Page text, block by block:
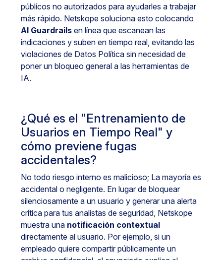
públicos no autorizados para ayudarles a trabajar
más rápido. Netskope soluciona esto colocando
AI Guardrails en línea que escanean las
indicaciones y suben en tiempo real, evitando las
violaciones de Datos Política sin necesidad de
poner un bloqueo general a las herramientas de
IA.
¿Qué es el "Entrenamiento de
Usuarios en Tiempo Real" y
cómo previene fugas
accidentales?
No todo riesgo interno es malicioso; La mayoría es
accidental o negligente. En lugar de bloquear
silenciosamente a un usuario y generar una alerta
crítica para tus analistas de seguridad, Netskope
muestra una notificación contextual
directamente al usuario. Por ejemplo, si un
empleado quiere compartir públicamente un